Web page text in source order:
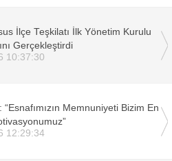
İlçe Teşkilatı İlk Yönetim Kurulu
Gerçekleştirdi
10:37:30
“Esnafımızın Memnuniyeti Bizim En
12:29:34